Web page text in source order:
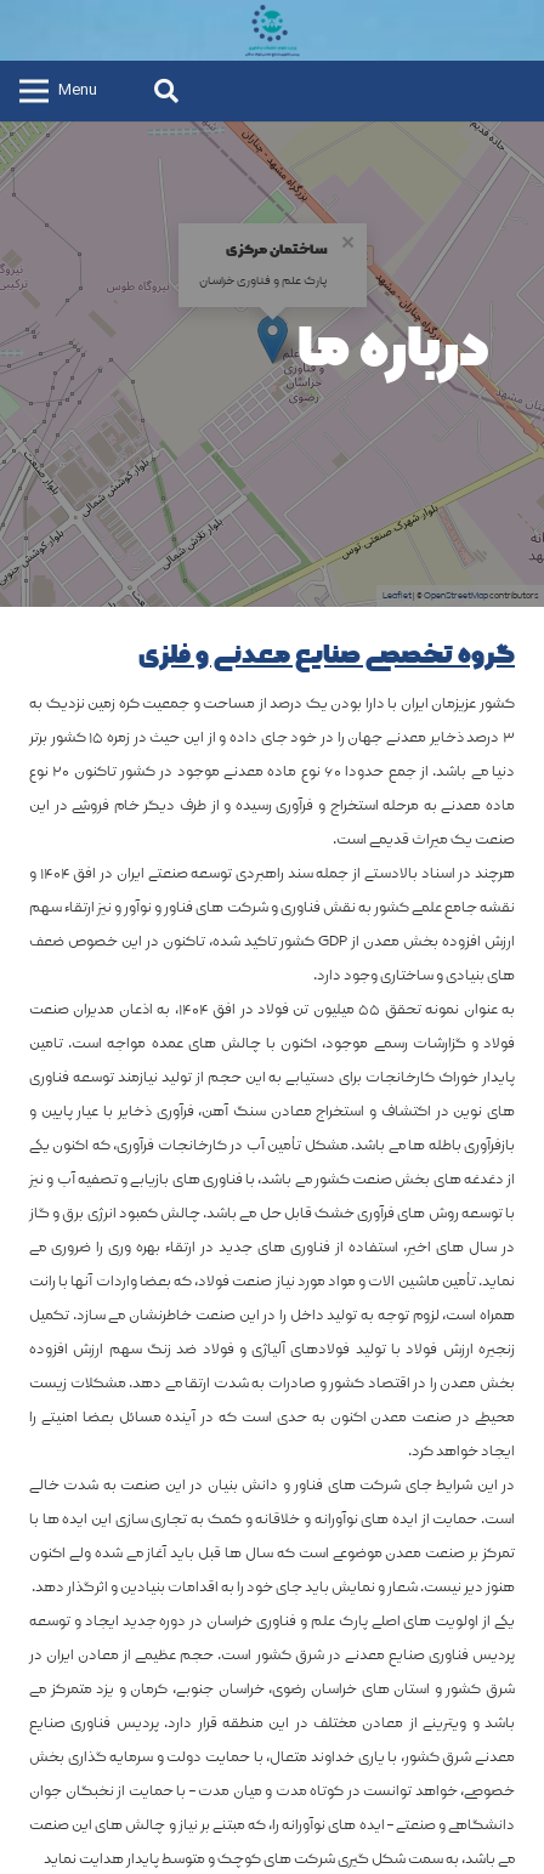
Menu
ساختمان مرکزی
پارک علم و فناوری خراسان
×
Leaflet| ©OpenStreetMapcontributors
درباره ما
گروه تخصصی صنایع معدنی و فلزی
کشور عزیزمان ایران با دارا بودن یک درصد از مساحت و جمعیت کره زمین نزدیک به
۳ درصد ذخایر معدنی جهان را در خود جای داده و از این حیث در زمره ۱۵ کشور برتر
دنیا می باشد. از جمع حدودا ۶۰ نوع ماده معدنی موجود در کشور تاکنون ۲۰ نوع
ماده معدنی به مرحله استخراج و فرآوری رسیده و از طرف دیگر خام فروشی در این
صنعت یک میراث قدیمی است.
هرچند در اسناد بالادستی از جمله سند راهبردی توسعه صنعتی ایران در افق ۱۴۰۴ و
نقشه جامع علمی کشور به نقش فناوری و شرکت های فناور و نوآور و نیز ارتقاء سهم
ارزش افزوده بخش معدن از GDP کشور تاکید شده، تاکنون در این خصوص ضعف
های بنیادی و ساختاری وجود دارد.
به عنوان نمونه تحقق ۵۵ میلیون تن فولاد در افق ۱۴۰۴، به اذعان مدیران صنعت
فولاد و گزارشات رسمی موجود، اکنون با چالش های عمده مواجه است. تامین
پایدار خوراک کارخانجات برای دستیابی به این حجم از تولید نیازمند توسعه فناوری
های نوین در اکتشاف و استخراج معادن سنگ آهن، فرآوری ذخایر با عیار پایین و
بازفرآوری باطله ها می باشد. مشکل تأمین آب در کارخانجات فرآوری، که اکنون یکی
از دغدغه های بخش صنعت کشور می باشد، با فناوری های بازیابی و تصفیه آب و نیز
با توسعه روش های فرآوری خشک قابل حل می باشد. چالش کمبود انرژی برق و گاز
در سال های اخیر، استفاده از فناوری های جدید در ارتقاء بهره وری را ضروری می
نماید. تأمین ماشین الات و مواد مورد نیاز صنعت فولاد، که بعضا واردات آنها با رانت
همراه است، لزوم توجه به تولید داخل را در این صنعت خاطرنشان می سازد. تکمیل
زنجیره ارزش فولاد با تولید فولادهای آلیاژی و فولاد ضد زنگ سهم ارزش افزوده
بخش معدن را در اقتصاد کشور و صادرات به شدت ارتقا می دهد. مشکلات زیست
محیطی در صنعت معدن اکنون به حدی است که در آینده مسائل بعضا امنیتی را
ایجاد خواهد کرد.
در این شرایط جای شرکت های فناور و دانش بنیان در این صنعت به شدت خالی
است. حمایت از ایده های نوآورانه و خلاقانه و کمک به تجاری سازی این ایده ها با
تمرکز بر صنعت معدن موضوعی است که سال ها قبل باید آغاز می شده ولی اکنون
هنوز دیر نیست. شعار و نمایش باید جای خود را به اقدامات بنیادین و اثرگذار دهد.
یکی از اولویت های اصلی پارک علم و فناوری خراسان در دوره جدید ایجاد و توسعه
پردیس فناوری صنایع معدنی در شرق کشور است. حجم عظیمی از معادن ایران در
شرق کشور و استان های خراسان رضوی، خراسان جنوبی، کرمان و یزد متمرکز می
باشد و ویترینی از معادن مختلف در این منطقه قرار دارد. پردیس فناوری صنایع
معدنی شرق کشور، با یاری خداوند متعال، با حمایت دولت و سرمایه گذاری بخش
خصوصی، خواهد توانست در کوتاه مدت و میان مدت – با حمایت از نخبگان جوان
دانشگاهی و صنعتی – ایده های نوآورانه را، که مبتنی بر نیاز و چالش های این صنعت
می باشد، به سمت شکل گیری شرکت های کوچک و متوسط پایدار هدایت نماید